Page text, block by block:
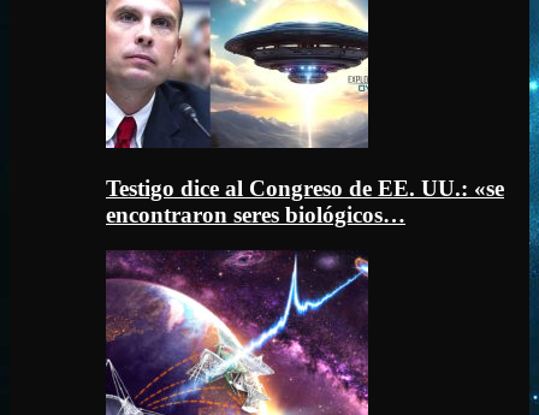
Testigo dice al Congreso de EE. UU.: «se
encontraron seres biológicos…